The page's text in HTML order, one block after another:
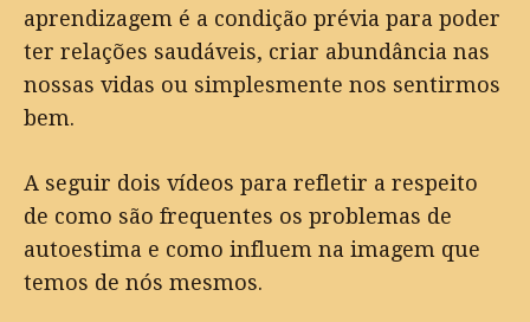
aprendizagem é a condição prévia para poder
ter relações saudáveis, criar abundância nas
nossas vidas ou simplesmente nos sentirmos
bem.
A seguir dois vídeos para refletir a respeito
de como são frequentes os problemas de
autoestima e como influem na imagem que
temos de nós mesmos.